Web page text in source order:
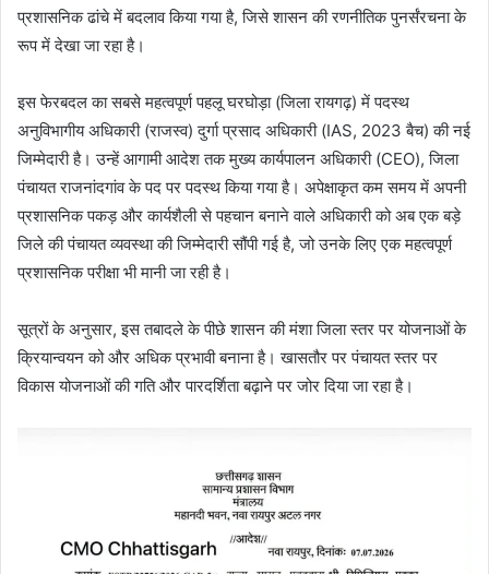
प्रशासनिक ढांचे में बदलाव किया गया है, जिसे शासन की रणनीतिक पुनर्संरचना के
रूप में देखा जा रहा है।
इस फेरबदल का सबसे महत्वपूर्ण पहलू घरघोड़ा (जिला रायगढ़) में पदस्थ
अनुविभागीय अधिकारी (राजस्व) दुर्गा प्रसाद अधिकारी (IAS, 2023 बैच) की नई
जिम्मेदारी है। उन्हें आगामी आदेश तक मुख्य कार्यपालन अधिकारी (CEO), जिला
पंचायत राजनांदगांव के पद पर पदस्थ किया गया है। अपेक्षाकृत कम समय में अपनी
प्रशासनिक पकड़ और कार्यशैली से पहचान बनाने वाले अधिकारी को अब एक बड़े
जिले की पंचायत व्यवस्था की जिम्मेदारी सौंपी गई है, जो उनके लिए एक महत्वपूर्ण
प्रशासनिक परीक्षा भी मानी जा रही है।
सूत्रों के अनुसार, इस तबादले के पीछे शासन की मंशा जिला स्तर पर योजनाओं के
क्रियान्वयन को और अधिक प्रभावी बनाना है। खासतौर पर पंचायत स्तर पर
विकास योजनाओं की गति और पारदर्शिता बढ़ाने पर जोर दिया जा रहा है।